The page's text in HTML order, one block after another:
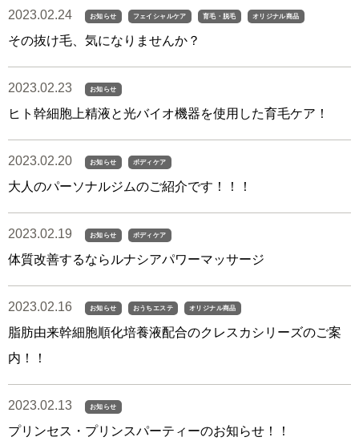
2023.02.24 お知らせ フェイシャルケア 育毛・脱毛 オリジナル商品
その抜け毛、気になりませんか？
2023.02.23 お知らせ
ヒト幹細胞上精液と光バイオ機器を使用した育毛ケア！
2023.02.20 お知らせ ボディケア
大人のパーソナルジムのご紹介です！！！
2023.02.19 お知らせ ボディケア
体質改善するならルナシアパワーマッサージ
2023.02.16 お知らせ おうちエステ オリジナル商品
脂肪由来幹細胞順化培養液配合のクレスカシリーズのご案
内！！
2023.02.13 お知らせ
プリンセス・プリンスパーティーのお知らせ！！